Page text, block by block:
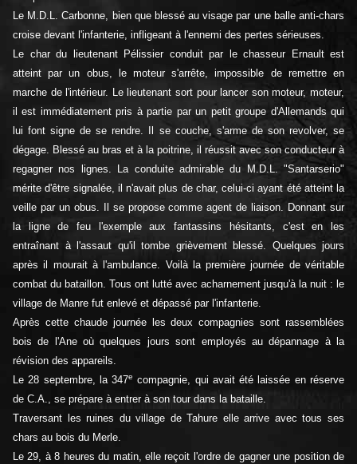
Le M.D.L. Carbonne, bien que blessé au visage par une balle anti-chars
croise devant l'infanterie, infligeant à l'ennemi des pertes sérieuses.
Le char du lieutenant Pélissier conduit par le chasseur Ernault est
atteint par un obus, le moteur s'arrête, impossible de remettre en
marche de l'intérieur. Le lieutenant sort pour lancer son moteur, moteur,
il est immédiatement pris à partie par un petit groupe d'Allemands qui
lui font signe de se rendre. Il se couche, s'arme de son revolver, se
dégage. Blessé au bras et à la poitrine, il réussit avec son conducteur à
regagner nos lignes. La conduite admirable du M.D.L. "Santarserio"
mérite d'être signalée, il n'avait plus de char, celui-ci ayant été atteint la
veille par un obus. Il se propose comme agent de liaison. Donnant sur
la ligne de feu l'exemple aux fantassins hésitants, c'est en les
entraînant à l'assaut qu'il tombe grièvement blessé. Quelques jours
après il mourait à l'ambulance. Voilà la première journée de véritable
combat du bataillon. Tous ont lutté avec acharnement jusqu'à la nuit : le
village de Manre fut enlevé et dépassé par l'infanterie.
Après cette chaude journée les deux compagnies sont rassemblées
bois de l'Ane où quelques jours sont employés au dépannage à la
révision des appareils.
Le 28 septembre, la 347e compagnie, qui avait été laissée en réserve
de C.A., se prépare à entrer à son tour dans la bataille.
Traversant les ruines du village de Tahure elle arrive avec tous ses
chars au bois du Merle.
Le 29, à 8 heures du matin, elle reçoit l'ordre de gagner une position de